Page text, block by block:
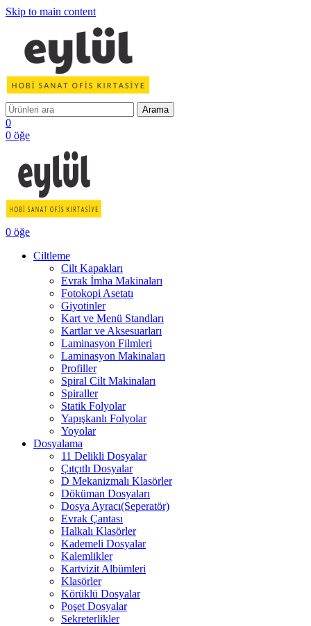
Skip to main content
Arama
0
0 öğe
0 öğe
Ciltleme
Cilt Kapakları
Evrak İmha Makinaları
Fotokopi Asetatı
Giyotinler
Kart ve Menü Standları
Kartlar ve Aksesuarları
Laminasyon Filmleri
Laminasyon Makinaları
Profiller
Spiral Cilt Makinaları
Spiraller
Statik Folyolar
Yapışkanlı Folyolar
Yoyolar
Dosyalama
11 Delikli Dosyalar
Çıtçıtlı Dosyalar
D Mekanizmalı Klasörler
Döküman Dosyaları
Dosya Ayracı(Seperatör)
Evrak Çantası
Halkalı Klasörler
Kademeli Dosyalar
Kalemlikler
Kartvizit Albümleri
Klasörler
Körüklü Dosyalar
Poşet Dosyalar
Sekreterlikler